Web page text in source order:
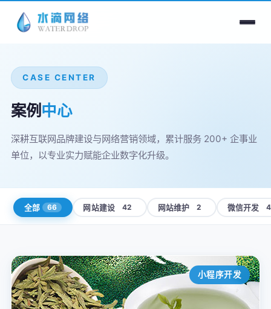
CASE CENTER
案例中心
深耕互联网品牌建设与网络营销领域，累计服务 200+ 企事业
单位，以专业实力赋能企业数字化升级。
全部 66 网站建设 42 网站维护 2 微信开发 4
小程序开发